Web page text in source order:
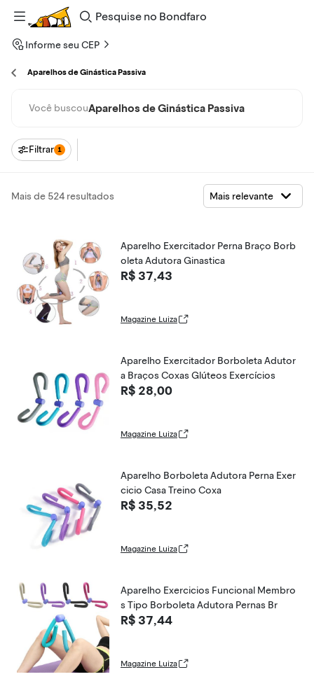
Pesquise
Bondfaro
Informe seu CEP
Aparelhos de Ginástica Passiva
Você buscouAparelhos de Ginástica Passiva
Filtrar 1
Mais de 524 resultados
Aparelho Exercitador Perna Braço Borb
oleta Adutora Ginastica
R$ 37,43
Magazine Luiza
Aparelho Exercitador Borboleta Adutor
a Braços Coxas Glúteos Exercícios
R$ 28,00
Magazine Luiza
Aparelho Borboleta Adutora Perna Exer
cicio Casa Treino Coxa
R$ 35,52
Magazine Luiza
Aparelho Exercicios Funcional Membro
s Tipo Borboleta Adutora Pernas Br
R$ 37,44
Magazine Luiza